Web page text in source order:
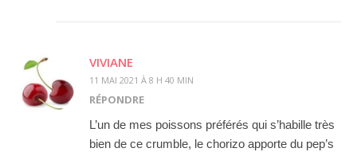
VIVIANE
11 MAI 2021 À 8 H 40 MIN
RÉPONDRE
L’un de mes poissons préférés qui s’habille très
bien de ce crumble, le chorizo apporte du pep’s